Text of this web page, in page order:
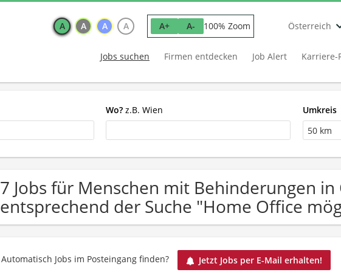
A A A A A+ A- 100% Zoom Österreich
Jobs suchen Firmen entdecken Job Alert Karriere-
Wo? z.B. Wien
Umkreis
50 km
7 Jobs für Menschen mit Behinderungen
entsprechend der Suche "Home Office
Automatisch Jobs im Posteingang finden? Jetzt Jobs per E-Mail erhalten!